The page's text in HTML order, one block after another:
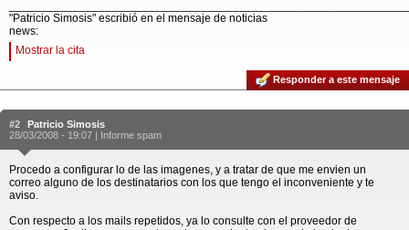
"Patricio Simosis" escribió en el mensaje de noticias
news:
Mostrar la cita
Responder a este mensaje
#2
Patricio Simosis
28/03/2008 - 19:07 | Informe spam
Procedo a configurar lo de las imagenes, y a tratar de que me envien un
correo alguno de los destinatarios con los que tengo el inconveniente y te
aviso.
Con respecto a los mails repetidos, ya lo consulte con el proveedor de